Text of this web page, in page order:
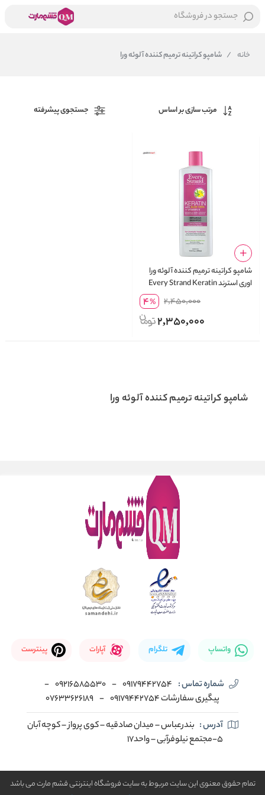
جستجو در فروشگاه
خانه / شامپو کراتینه ترمیم کننده آلوئه ورا
مرتب سازی بر اساس جستجوی پیشرفته
شامپو کراتینه ترمیم کننده آلوئه ورا
اوری استرند Every Strand Keratin
2,450,000
4%
2,350,000
شامپو کراتینه ترمیم کننده آلوئه ورا
واتساپ تلگرام آپارات پینترست
شماره تماس : 09179442754
-
09216585530
-
پیگیری سفارشات 09179442754
-
07633626189
آدرس : بندرعباس – میدان صادقیه – کوی پرواز – کوچه آبان
5-مجتمع نیلوفرآبی – واحد17
تمام حقوق معنوی این سایت مربوط به سایت فروشگاه اینترنتی قشم مارت می باشد